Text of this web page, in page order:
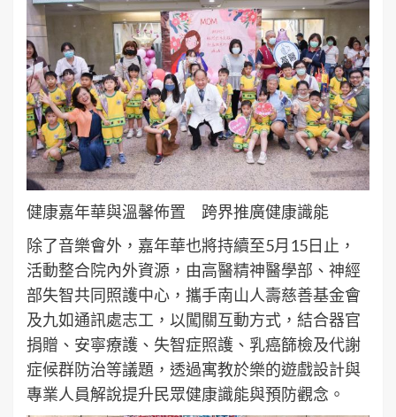
健康嘉年華與溫馨佈置 跨界推廣健康識能
除了音樂會外，嘉年華也將持續至5月15日止，
活動整合院內外資源，由高醫精神醫學部、神經
部失智共同照護中心，攜手南山人壽慈善基金會
及九如通訊處志工，以闖關互動方式，結合器官
捐贈、安寧療護、失智症照護、乳癌篩檢及代謝
症候群防治等議題，透過寓教於樂的遊戲設計與
專業人員解說提升民眾健康識能與預防觀念。